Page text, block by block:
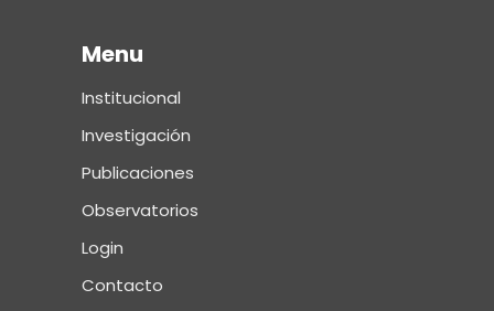
Menu
Institucional
Investigación
Publicaciones
Observatorios
Login
Contacto